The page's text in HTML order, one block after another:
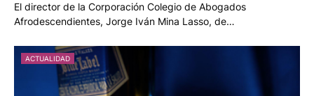
El director de la Corporación Colegio de Abogados
Afrodescendientes, Jorge Iván Mina Lasso, de…
ACTUALIDAD